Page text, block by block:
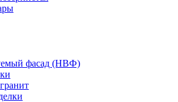
фасад (НВФ)